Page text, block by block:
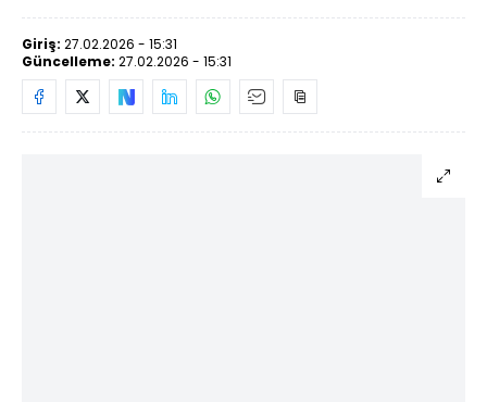
Giriş: 27.02.2026 - 15:31
Güncelleme: 27.02.2026 - 15:31